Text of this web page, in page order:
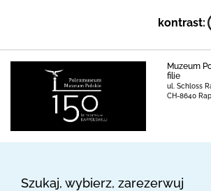
kontrast:
Muzeum
filie
ul. Schloss
CH-8640
Szukaj, wybierz, zarezerwuj